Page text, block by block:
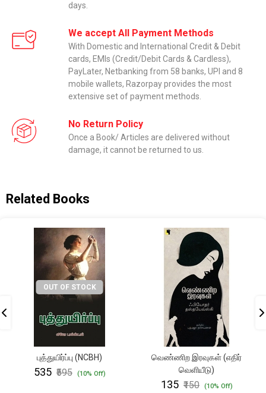
days.
We accept All Payment Methods
With Domestic and International Credit & Debit
cards, EMIs (Credit/Debit Cards & Cardless),
PayLater, Netbanking from 58 banks, UPI and 8
mobile wallets, Razorpay provides the most
extensive set of payment methods.
No Return Policy
Once a Book/ Articles are delivered without
damage, it cannot be returned to us.
Related Books
OUT OF STOCK
புத்துயிர்ப்பு (NCBH)
₹535 ₹595 (10% Off)
வெண்ணிற இரவுகள் (எதிர்
வெளியீடு)
₹135 ₹150 (10% Off)